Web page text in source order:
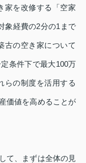
家を改修する「空家
象経費の2分の1まで
古の空き家について
条件下で最大100万
らの制度を活用する
価値を高めることが
て、まずは全体の見